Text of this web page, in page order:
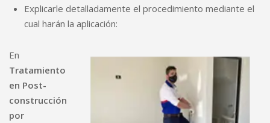
Explicarle detalladamente el procedimiento mediante el
cual harán la aplicación:
En
Tratamiento
en Post-
construcción
por